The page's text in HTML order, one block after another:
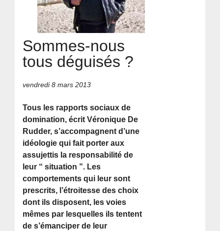
Sommes-nous
tous déguisés ?
vendredi 8 mars 2013
Tous les rapports sociaux de
domination, écrit Véronique De
Rudder, s’accompagnent d’une
idéologie qui fait porter aux
assujettis la responsabilité de
leur “ situation ”. Les
comportements qui leur sont
prescrits, l’étroitesse des choix
dont ils disposent, les voies
mêmes par lesquelles ils tentent
de s’émanciper de leur